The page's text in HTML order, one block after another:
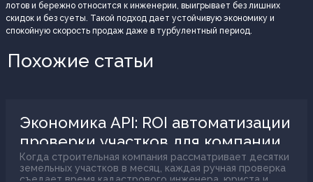
лотов и бережно относится к инженерии, выигрывает без лишних
скидок и без суеты. Такой подход дает устойчивую экономику и
спокойную скорость продаж даже в турбулентный период.
Похожие статьи
Экономика API: ROI автоматизации
проверки участков для компании
Когда строительная компания рассматривает десятки
земельных участков в месяц, каждая ручная проверка
съедает время кадастрового инженера, юриста и